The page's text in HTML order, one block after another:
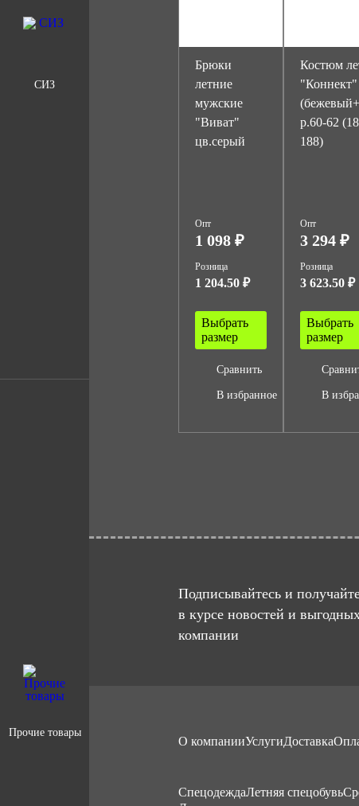
СИЗ
Прочие товары
Брюки
летние
мужские
"Виват"
цв.серый
Опт
1 098 ₽
Розница
1 204.50 ₽
Выбрать
размер
Сравнить
В избранное
Костюм
"Коннект"
р.60-62
188)
Опт
3 294 ₽
Розница
3 623.50 ₽
Выбрать
размер
В
Подписывайтесь и
в курсе новостей и
компании
О компанииУслугиДоставка
CпецодеждаЛетняя спецобувь